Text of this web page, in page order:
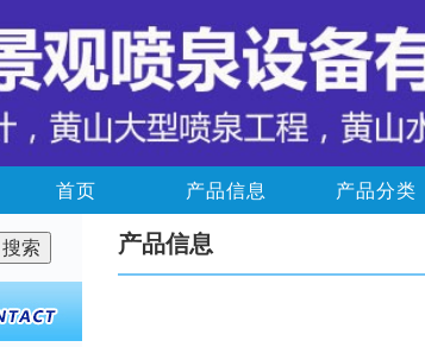
首页 产品信息 产品分类
产品信息